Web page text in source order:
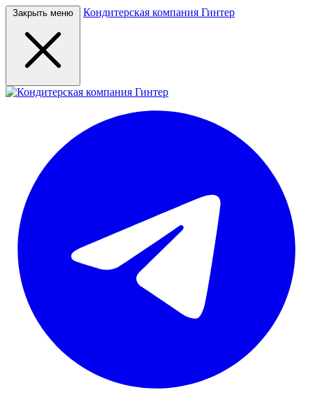
Закрыть меню Кондитерская компания Гинтер